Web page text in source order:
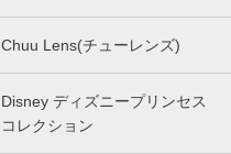
Chuu Lens(チューレンズ)
Disney ディズニープリンセス
コレクション